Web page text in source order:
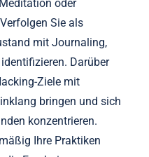
von Achtsamkeit
in Bio-Hacking-
Klarheit und
Sie damit, tägliche
oder
Sie als